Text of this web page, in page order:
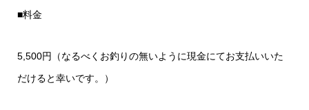
■料金
5,500円（なるべくお釣りの無いように現金にてお支払いいた
だけると幸いです。）